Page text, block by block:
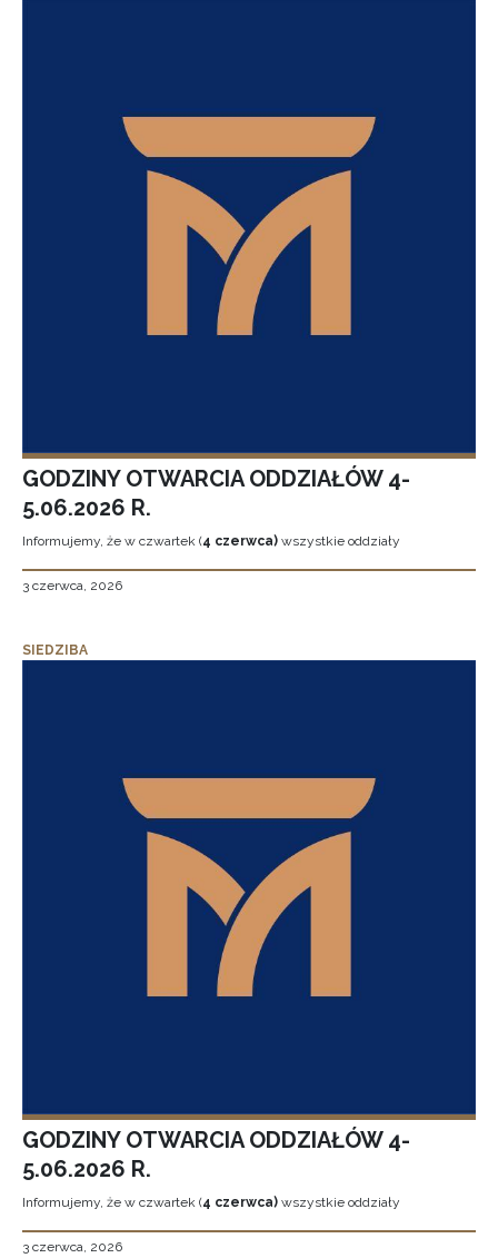
GODZINY OTWARCIA ODDZIAŁÓW 4-
5.06.2026 R.
Informujemy, że w czwartek (4 czerwca) wszystkie oddziały
3 czerwca, 2026
SIEDZIBA
GODZINY OTWARCIA ODDZIAŁÓW 4-
5.06.2026 R.
Informujemy, że w czwartek (4 czerwca) wszystkie oddziały
3 czerwca, 2026